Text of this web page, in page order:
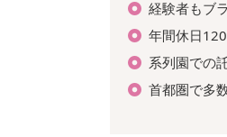
経験者もブ
年間休日
系列園での
首都圏で多